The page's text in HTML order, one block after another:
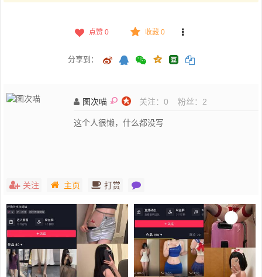
点赞 0 收藏 0
分享到：
图次喵 关注： 0 粉丝： 2
这个人很懒，什么都没写
关注 主页 打赏